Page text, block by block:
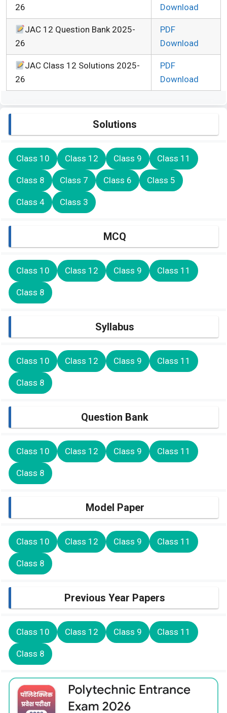
26
Download
JAC 12 Question Bank 2025-
26
PDF
Download
JAC Class 12 Solutions 2025-
26
PDF
Download
Solutions
Class 10 Class 12 Class 9 Class 11
Class 8 Class 7 Class 6 Class 5
Class 4 Class 3
MCQ
Class 10 Class 12 Class 9 Class 11
Class 8
Syllabus
Class 10 Class 12 Class 9 Class 11
Class 8
Question Bank
Class 10 Class 12 Class 9 Class 11
Class 8
Model Paper
Class 10 Class 12 Class 9 Class 11
Class 8
Previous Year Papers
Class 10 Class 12 Class 9 Class 11
Class 8